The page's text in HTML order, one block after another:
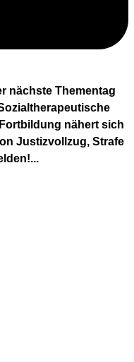
nächste Thementag
nähert sich
Justizvollzug, Strafe